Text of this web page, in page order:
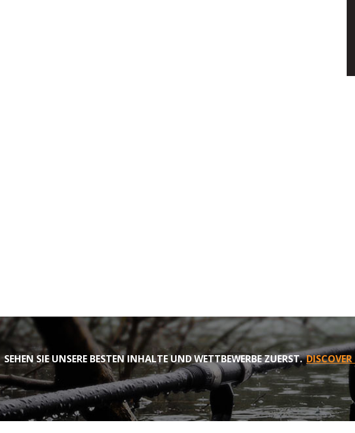
SEHEN SIE UNSERE BESTEN INHALTE UND WETTBEWERBE ZUERST.